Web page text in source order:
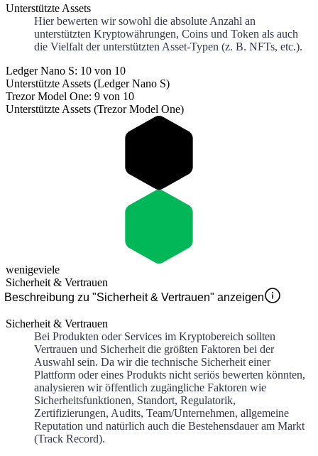
Unterstützte Assets
Hier bewerten wir sowohl die absolute Anzahl an
unterstützten Kryptowährungen, Coins und Token als auch
die Vielfalt der unterstützten Asset-Typen (z. B. NFTs, etc.).
Ledger Nano S: 10 von 10
Unterstützte Assets (Ledger Nano S)
Trezor Model One: 9 von 10
Unterstützte Assets (Trezor Model One)
wenigeviele
Sicherheit & Vertrauen
Beschreibung zu "Sicherheit & Vertrauen" anzeigen
Sicherheit & Vertrauen
Bei Produkten oder Services im Kryptobereich sollten
Vertrauen und Sicherheit die größten Faktoren bei der
Auswahl sein. Da wir die technische Sicherheit einer
Plattform oder eines Produkts nicht seriös bewerten könnten,
analysieren wir öffentlich zugängliche Faktoren wie
Sicherheitsfunktionen, Standort, Regulatorik,
Zertifizierungen, Audits, Team/Unternehmen, allgemeine
Reputation und natürlich auch die Bestehensdauer am Markt
(Track Record).